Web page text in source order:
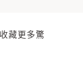
藏更多驚